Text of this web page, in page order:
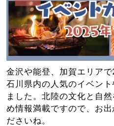
金沢や能登、加賀エリア
石川県内の人気のイベン
ました。北陸の文化と自
め情報満載ですので、お
ださいね。